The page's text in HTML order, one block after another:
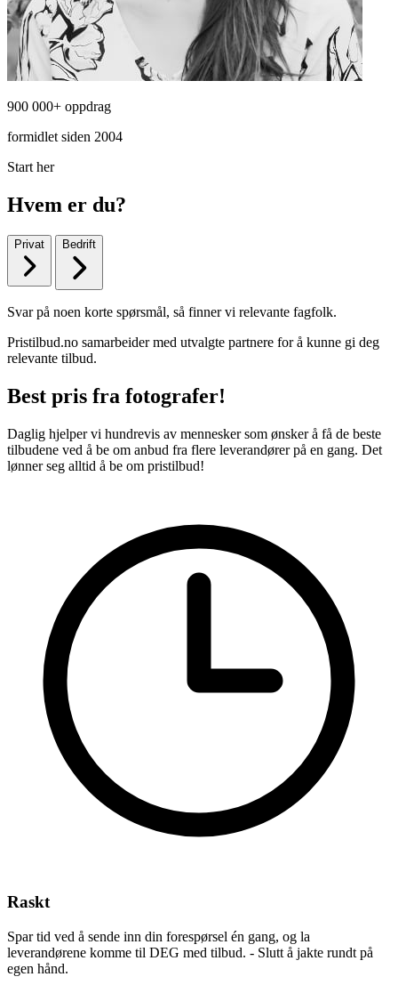
900 000+ oppdrag
formidlet siden 2004
Start her
Hvem er du?
Privat Bedrift
Svar på noen korte spørsmål, så finner vi relevante fagfolk.
Pristilbud.no samarbeider med utvalgte partnere for å kunne gi deg
relevante tilbud.
Best pris fra fotografer!
Daglig hjelper vi hundrevis av mennesker som ønsker å få de beste
tilbudene ved å be om anbud fra flere leverandører på en gang. Det
lønner seg alltid å be om pristilbud!
Raskt
Spar tid ved å sende inn din forespørsel én gang, og la
leverandørene komme til DEG med tilbud. - Slutt å jakte rundt på
egen hånd.